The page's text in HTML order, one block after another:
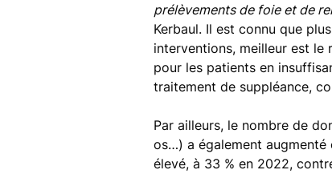
prélèvements de foie et de
Kerbaul. Il est connu que
interventions, meilleur est le
pour les patients en
traitement de suppléance,
Par ailleurs, le nombre de
os…) a également augmenté
élevé, à 33 % en 2022,